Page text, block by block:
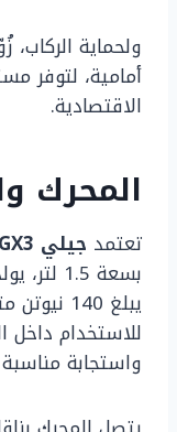
أمامية، لتوفر
الاقتصادية.
المحرك
تعتمد جيلي GX3 برو 2025
يبلغ
للاستخدام داخل
واستجابة مناسبة